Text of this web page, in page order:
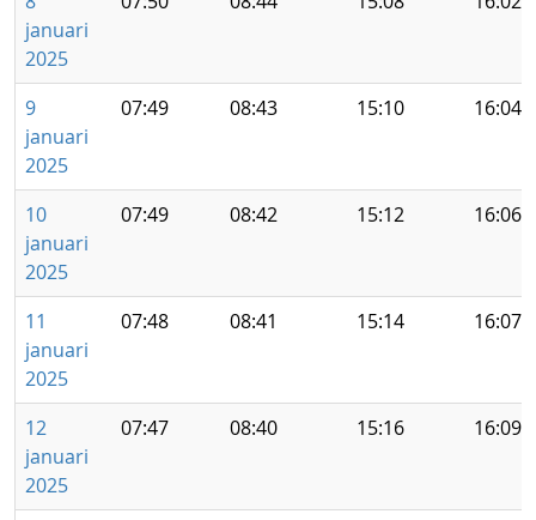
januari
2025
9
januari
2025
07:49 08:43 15:10 16:04
10
januari
2025
07:49 08:42 15:12 16:06
11
januari
2025
07:48 08:41 15:14 16:07
12
januari
2025
07:47 08:40 15:16 16:09